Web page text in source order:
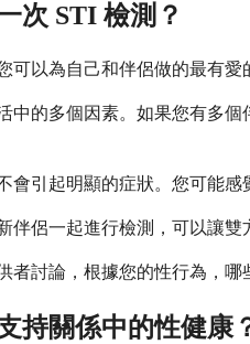
次 STI 檢測？
可以為自己和伴侶做的最有
中的多個因素。如果您有多
會引起明顯的症狀。您可能
伴侶一起進行檢測，可以讓
者討論，根據您的性行為，
持關係中的性健康